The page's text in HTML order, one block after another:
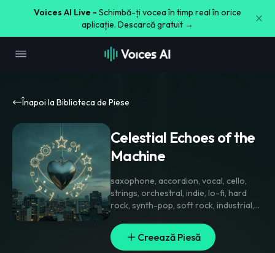
Voices AI Live - Schimbă-ți vocea în timp real în orice
aplicație. Descarcă gratuit →
Înapoi la Biblioteca de Piese
Celestial Echoes of the
Machine
saxophone, accordion, vocal, cello,
strings, orchestral, indie, lo-fi, hard
rock, synth-pop, soft rock, industrial,
electric guitar
Creează Piesă